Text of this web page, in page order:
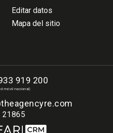
Editar datos
Mapa del sitio
919 200
móvil nacional)
21865